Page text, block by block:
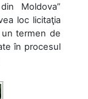
Moldova”
loc licitaţia
termen de
în procesul